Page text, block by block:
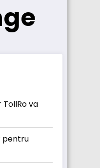
va
pentru